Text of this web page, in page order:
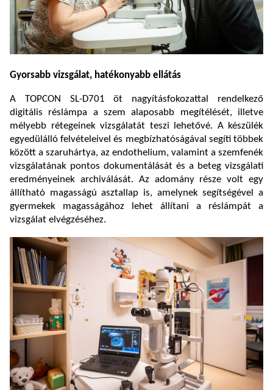
Gyorsabb vizsgálat, hatékonyabb ellátás
A TOPCON SL-D701 öt nagyításfokozattal rendelkező
digitális réslámpa a szem alaposabb megítélését, illetve
mélyebb rétegeinek vizsgálatát teszi lehetővé. A készülék
egyedülálló felvételeivel és megbízhatóságával segíti többek
között a szaruhártya, az endothelium, valamint a szemfenék
vizsgálatának pontos dokumentálását és a beteg vizsgálati
eredményeinek archiválását. Az adomány része volt egy
állítható magasságú asztallap is, amelynek segítségével a
gyermekek magasságához lehet állítani a réslámpát a
vizsgálat elvégzéséhez.